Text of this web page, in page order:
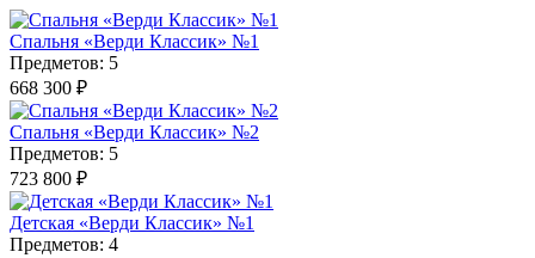
Спальня «Верди Классик» №1
Предметов: 5
668 300 ₽
Спальня «Верди Классик» №2
Предметов: 5
723 800 ₽
Детская «Верди Классик» №1
Предметов: 4